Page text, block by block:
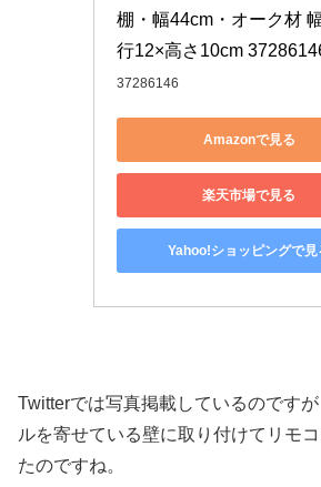
棚・幅44cm・オーク材
行12×高さ10cm
37286146
Amazonで見る
楽天市場で見る
Yahoo!ショッピングで見
Twitterでは写真掲載しているのです
ルを寄せている壁に取り付けてリモ
たのですね。